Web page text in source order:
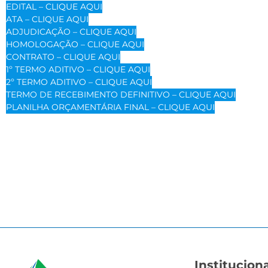
EDITAL – CLIQUE AQUI
ATA – CLIQUE AQUI
ADJUDICAÇÃO – CLIQUE AQUI
HOMOLOGAÇÃO – CLIQUE AQUI
CONTRATO – CLIQUE AQUI
1º TERMO ADITIVO – CLIQUE AQUI
2º TERMO ADITIVO – CLIQUE AQUI
TERMO DE RECEBIMENTO DEFINITIVO – CLIQUE AQUI
PLANILHA ORÇAMENTÁRIA FINAL – CLIQUE AQUI